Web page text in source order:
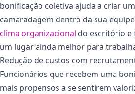
bonificação coletiva ajuda a criar
camaradagem dentro da sua
clima organizacional do escritório e
um lugar ainda melhor para
Redução de custos com
Funcionários que recebem uma
mais propensos a se sentirem